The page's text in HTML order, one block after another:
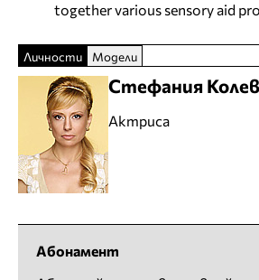
together various sensory aid
Личности Модели
Стефания
Актриса
Абонамент